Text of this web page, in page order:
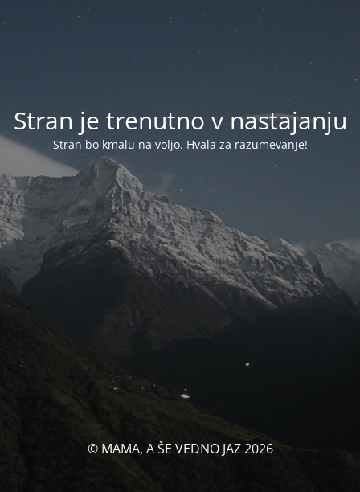
Stran je trenutno v nastajanju
Stran bo kmalu na voljo. Hvala za razumevanje!
© MAMA, A ŠE VEDNO JAZ 2026